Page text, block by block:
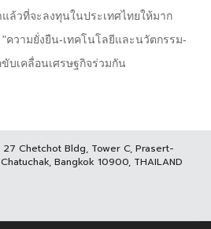
แล้วที่จะลงทุนในประเทศไทยให้มาก
วามยั่งยืน-เทคโนโลยีและนวัตกรรม-
บเคลื่อนเศรษฐกิจร่วมกัน
27 Chetchot Bldg, Tower C, Prasert-
Bangkok 10900, THAILAND